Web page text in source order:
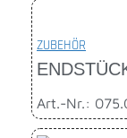
ZUBEHÖR
Art.-Nr.: